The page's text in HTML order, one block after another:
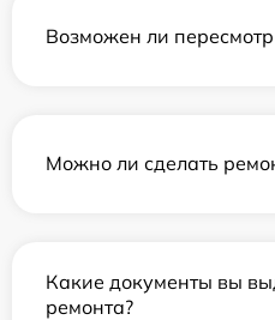
Возможен ли пересмотр
Можно ли сделать
Какие документы вы
ремонта?